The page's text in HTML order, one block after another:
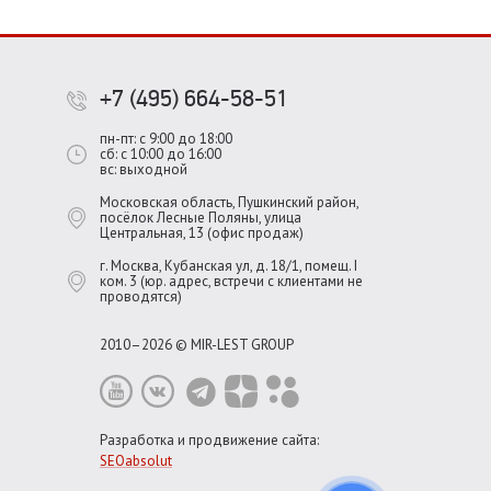
+7 (495) 664-58-51
пн-пт: с 9:00 до 18:00
сб: с 10:00 до 16:00
вс: выходной
Московская область, Пушкинский район,
посёлок Лесные Поляны, улица
Центральная, 13 (офис продаж)
г. Москва, Кубанская ул, д. 18/1, помещ. I
ком. 3 (юр. адрес, встречи с клиентами не
проводятся)
2010–2026 © MIR-LEST GROUP
Разработка и продвижение сайта:
SEOabsolut